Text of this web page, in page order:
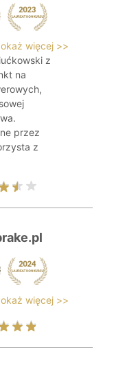
więcej >>
z
na
przez
z
więcej >>